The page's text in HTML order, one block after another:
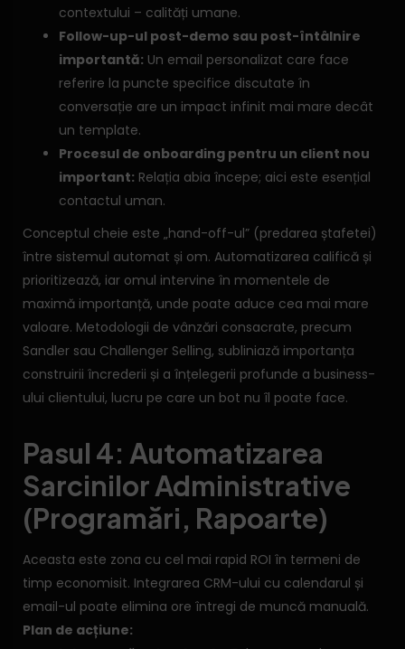
contextului – calități umane.
Follow-up-ul post-demo sau post-întâlnire
importantă: Un email personalizat care face
referire la puncte specifice discutate în
conversație are un impact infinit mai mare decât
un template.
Procesul de onboarding pentru un client nou
important: Relația abia începe; aici este esențial
contactul uman.
Conceptul cheie este „hand-off-ul” (predarea ștafetei)
între sistemul automat și om. Automatizarea califică și
prioritizează, iar omul intervine în momentele de
maximă importanță, unde poate aduce cea mai mare
valoare. Metodologii de vânzări consacrate, precum
Sandler sau Challenger Selling, subliniază importanța
construirii încrederii și a înțelegerii profunde a business-
ului clientului, lucru pe care un bot nu îl poate face.
Pasul 4: Automatizarea
Sarcinilor Administrative
(Programări, Rapoarte)
Aceasta este zona cu cel mai rapid ROI în termeni de
timp economisit. Integrarea CRM-ului cu calendarul și
email-ul poate elimina ore întregi de muncă manuală.
Plan de acțiune: